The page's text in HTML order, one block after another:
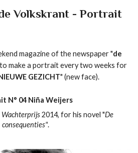
Volkskrant - Portrait
magazineof the newspaper "de
make a portraitevery two weeks for
GEZICHT" (newface).
N° 04 Niña Weijers
2014, for his novel "De
consequenties".